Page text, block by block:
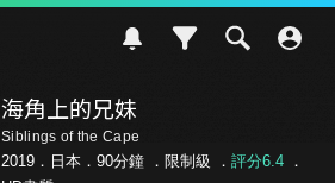
海角上的兄妹
Siblings of the Cape
2019．日本．90分鐘 ． 限制級 ． 評分6.4．